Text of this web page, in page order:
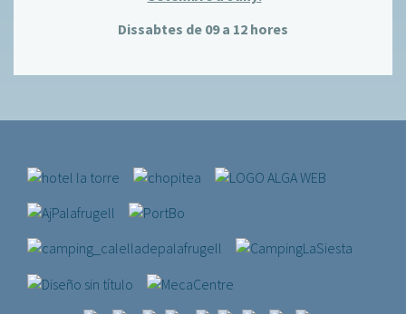
Dissabtes de 09 a 12 hores